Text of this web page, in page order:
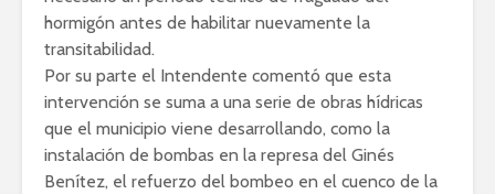
hormigón antes de habilitar nuevamente la
transitabilidad.
Por su parte el Intendente comentó que esta
intervención se suma a una serie de obras hídricas
que el municipio viene desarrollando, como la
instalación de bombas en la represa del Ginés
Benítez, el refuerzo del bombeo en el cuenco de la